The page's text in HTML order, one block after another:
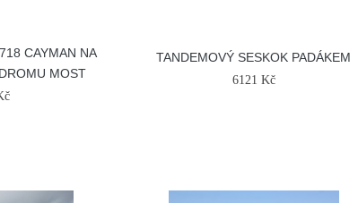
CAYMAN NA
MOST
TANDEMOVÝ SESKOK PADÁKEM
6121 Kč